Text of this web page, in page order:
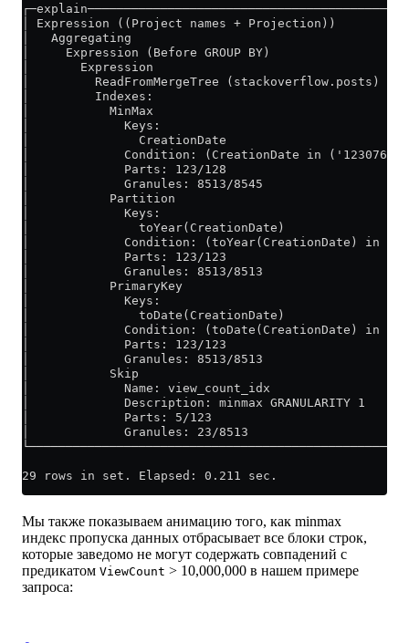
│ Expression ((Project names + Projection))
│   Aggregating
│     Expression (Before GROUP BY)
│       Expression
│         ReadFromMergeTree
│         Indexes:
│           MinMax
│             Keys:
│               CreationDate
│             Condition: (CreationDate in
│             Parts: 123/128
│             Granules: 8513/8545
│           Partition
│             Keys:
│               toYear(CreationDate)
│             Condition: (toYear(CreationDate) in
│             Parts: 123/123
│             Granules: 8513/8513
│           PrimaryKey
│             Keys:
│               toDate(CreationDate)
│             Condition: (toDate(CreationDate) in
│             Parts: 123/123
│             Granules: 8513/8513
│           Skip
│             Name: view_count_idx
│             Description: minmax GRANULARITY
│             Parts: 5/123
│             Granules: 23/8513
29 rows in set. Elapsed: 0.211 sec.
Мы также показываем анимацию того, как minmax
индекс пропуска данных отбрасывает все блоки строк,
которые заведомо не могут содержать совпадений с
предикатом ViewCount > 10,000,000 в нашем примере
запроса: